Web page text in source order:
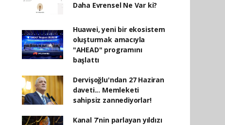
Daha Evrensel Ne Var ki?
Huawei, yeni bir ekosistem
oluşturmak amacıyla
"AHEAD" programını
başlattı
Dervişoğlu'ndan 27 Haziran
daveti... Memleketi
sahipsiz zannediyorlar!
Kanal 7’nin parlayan yıldızı